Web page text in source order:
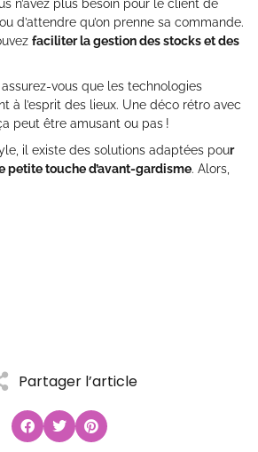
Partager l’article
n’avez plus besoin pour le client de
d’attendre qu’on prenne sa commande.
faciliter la gestion des stocks et des
vous que les technologies
à l’esprit des lieux. Une déco rétro avec
peut être amusant ou pas !
il existe des solutions adaptées pour
petite touche d’avant-gardisme. Alors,